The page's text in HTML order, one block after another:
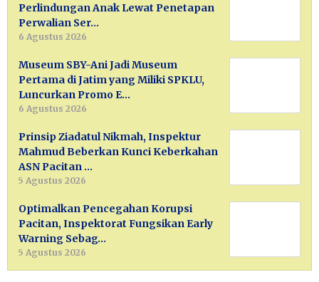
Perlindungan Anak Lewat Penetapan
Perwalian Ser…
6 Agustus 2026
Museum SBY-Ani Jadi Museum
Pertama di Jatim yang Miliki SPKLU,
Luncurkan Promo E…
6 Agustus 2026
Prinsip Ziadatul Nikmah, Inspektur
Mahmud Beberkan Kunci Keberkahan
ASN Pacitan …
5 Agustus 2026
Optimalkan Pencegahan Korupsi
Pacitan, Inspektorat Fungsikan Early
Warning Sebag…
5 Agustus 2026